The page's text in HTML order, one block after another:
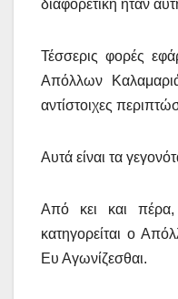
διαφορετική ήταν
Τέσσερις φορές
Απόλλων
αντίστοιχες
Αυτά είναι τα
Από κει και πέρα,
κατηγορείται ο
Ευ Αγωνίζεσθαι.